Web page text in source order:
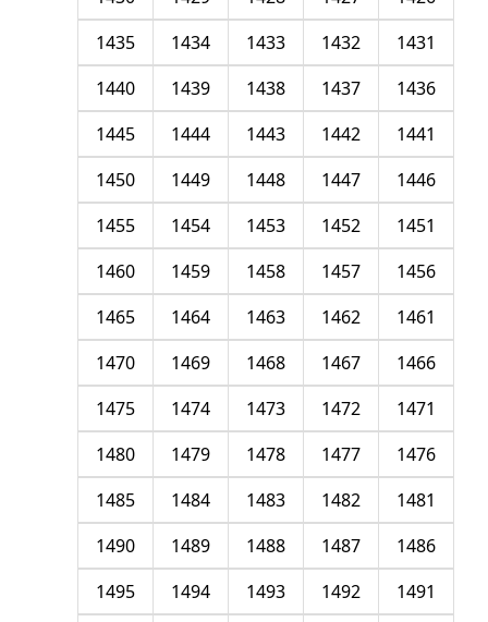
1431
1432
1433
1434
1435
1436
1437
1438
1439
1440
1441
1442
1443
1444
1445
1446
1447
1448
1449
1450
1451
1452
1453
1454
1455
1456
1457
1458
1459
1460
1461
1462
1463
1464
1465
1466
1467
1468
1469
1470
1471
1472
1473
1474
1475
1476
1477
1478
1479
1480
1481
1482
1483
1484
1485
1486
1487
1488
1489
1490
1491
1492
1493
1494
1495